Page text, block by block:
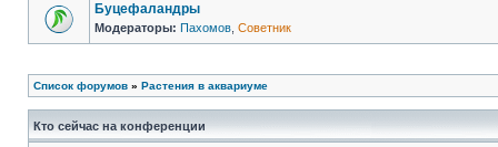
Буцефаландры
Модераторы: Пахомов Советник
Список форумов » Растения в аквариуме
Кто сейчас на конференции